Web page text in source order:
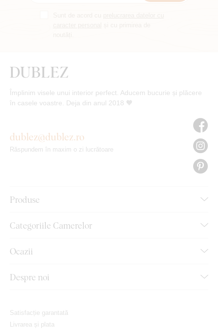
Împlinim visele unui interior perfect. Aducem bucurie și plăcere
în casele voastre. Deja din anul 2018 🧡
Produse
Categoriile Camerelor
Ocazii
Despre noi
dublez@dublez.ro
Răspundem în maxim o zi lucrătoare
Satisfacție garantată
Livrarea și plata